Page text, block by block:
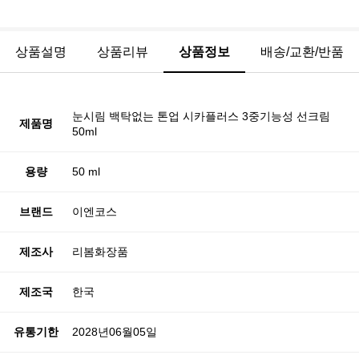
상품설명 상품리뷰 상품정보 배송/교환/반품
제품명
눈시림 백탁없는 톤업 시카플러스 3중기능성 선크림
50ml
용량 50 ml
브랜드 이엔코스
제조사 리봄화장품
제조국 한국
유통기한 2028년06월05일